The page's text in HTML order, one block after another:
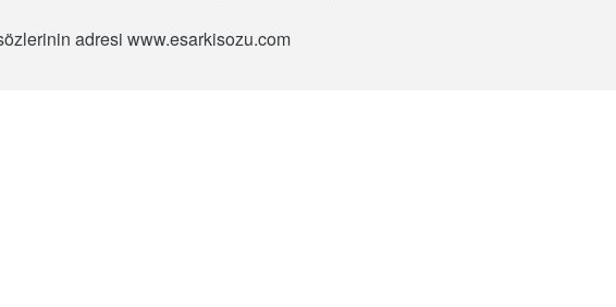
adresi www.esarkisozu.com